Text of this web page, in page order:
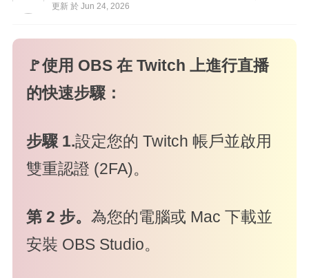
更新 於 Jun 24, 2026
🚩使用 OBS 在 Twitch 上進行直播
的快速步驟：
步驟 1.設定您的 Twitch 帳戶並啟用
雙重認證 (2FA)。
第 2 步。 為您的電腦或 Mac 下載並
安裝 OBS Studio。